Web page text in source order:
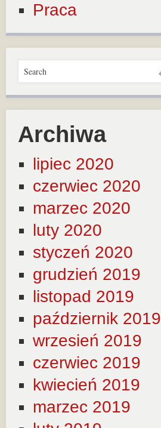
Praca
Archiwa
lipiec 2020
czerwiec 2020
marzec 2020
luty 2020
styczeń 2020
grudzień 2019
listopad 2019
październik 2019
wrzesień 2019
czerwiec 2019
kwiecień 2019
marzec 2019